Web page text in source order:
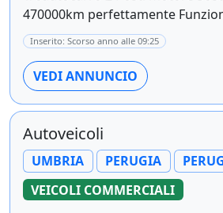
470000km perfettamente
Inserito: Scorso anno alle 09:25
VEDI ANNUNCIO
Autoveicoli
UMBRIA PERUGIA
VEICOLI COMMERCIALI